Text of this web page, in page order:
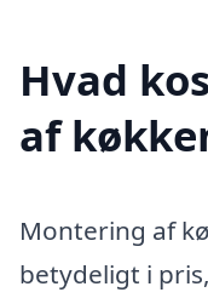
Hvad
af
Montering af
betydeligt i